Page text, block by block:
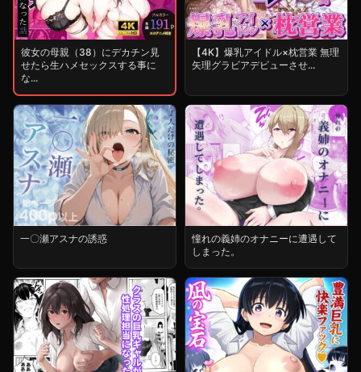
彼女の母親（38）にデカチン見
せたら生ハメセックスする事に
な...
【4K】爆乳アイドル×枕営業 無理
矢理グラビアデビューさせ...
一〇瀬アスナの誘惑
憧れの義姉のオナニーに遭遇して
しまった。